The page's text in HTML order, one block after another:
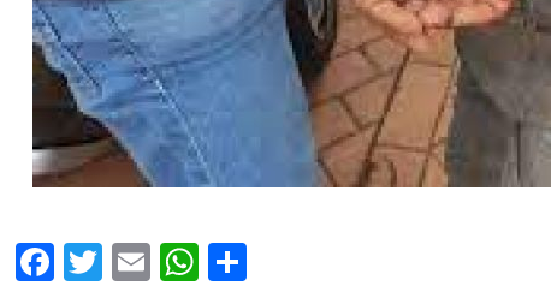
Facebook
Twitter
EmailWhatsApp